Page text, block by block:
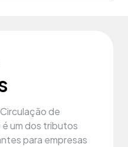
de
um dos tributos
para empresas